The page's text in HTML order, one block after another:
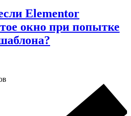
Elementor
окно при попытке